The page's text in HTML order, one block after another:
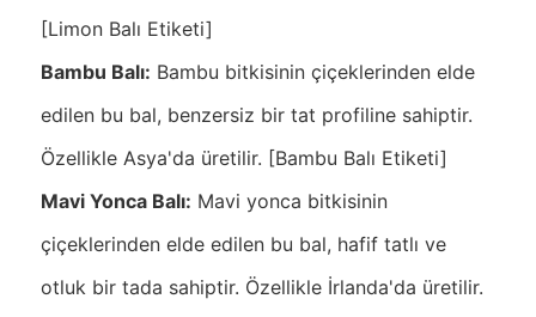
[Limon Balı Etiketi]
Bambu Balı: Bambu bitkisinin çiçeklerinden elde
edilen bu bal, benzersiz bir tat profiline sahiptir.
Özellikle Asya'da üretilir. [Bambu Balı Etiketi]
Mavi Yonca Balı: Mavi yonca bitkisinin
çiçeklerinden elde edilen bu bal, hafif tatlı ve
otluk bir tada sahiptir. Özellikle İrlanda'da üretilir.